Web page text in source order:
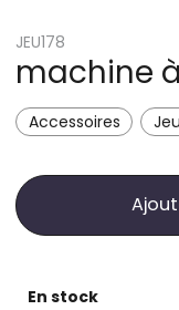
JEU178
machine
Accessoires
En stock